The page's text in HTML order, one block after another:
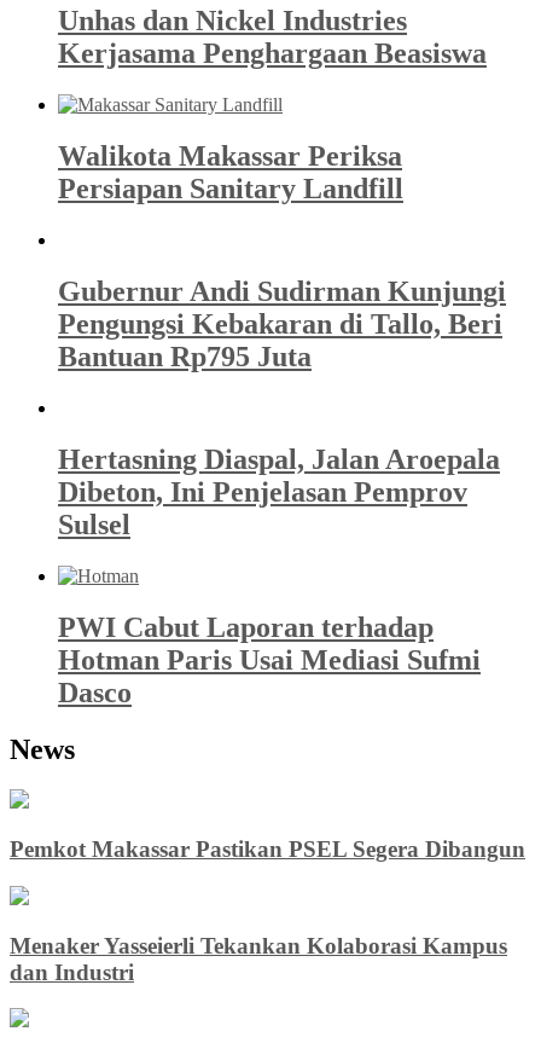
Unhas dan Nickel Industries
Kerjasama Penghargaan Beasiswa
Walikota Makassar Periksa
Persiapan Sanitary Landfill
Gubernur Andi Sudirman Kunjungi
Pengungsi Kebakaran di Tallo, Beri
Bantuan Rp795 Juta
Hertasning Diaspal, Jalan Aroepala
Dibeton, Ini Penjelasan Pemprov
Sulsel
PWI Cabut Laporan terhadap
Hotman Paris Usai Mediasi Sufmi
Dasco
News
Pemkot Makassar Pastikan PSEL Segera Dibangun
Menaker Yasseierli Tekankan Kolaborasi Kampus
dan Industri